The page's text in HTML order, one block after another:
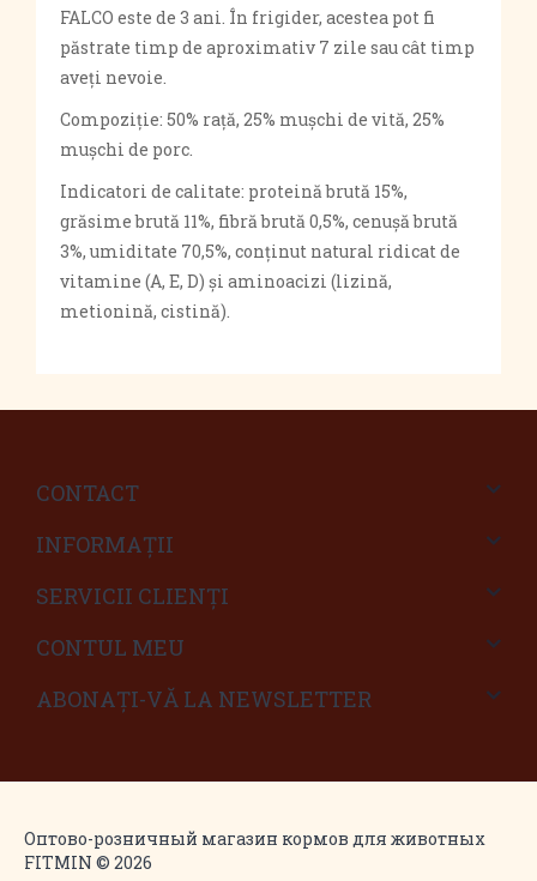
FALCO este de 3 ani. În frigider, acestea pot fi
păstrate timp de aproximativ 7 zile sau cât timp
aveți nevoie.
Compoziție: 50% rață, 25% mușchi de vită, 25%
mușchi de porc.
Indicatori de calitate: proteină brută 15%,
grăsime brută 11%, fibră brută 0,5%, cenușă brută
3%, umiditate 70,5%, conținut natural ridicat de
vitamine (A, E, D) și aminoacizi (lizină,
metionină, cistină).
CONTACT
INFORMAŢII
SERVICII CLIENŢI
CONTUL MEU
ABONAȚI-VĂ LA NEWSLETTER
Оптово-розничный магазин кормов для животных
FITMIN © 2026